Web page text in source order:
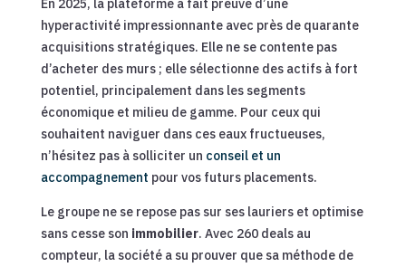
En 2025, la plateforme a fait preuve d’une
hyperactivité impressionnante avec près de quarante
acquisitions stratégiques. Elle ne se contente pas
d’acheter des murs ; elle sélectionne des actifs à fort
potentiel, principalement dans les segments
économique et milieu de gamme. Pour ceux qui
souhaitent naviguer dans ces eaux fructueuses,
n’hésitez pas à solliciter un conseil et un
accompagnement pour vos futurs placements.
Le groupe ne se repose pas sur ses lauriers et optimise
sans cesse son immobilier. Avec 260 deals au
compteur, la société a su prouver que sa méthode de